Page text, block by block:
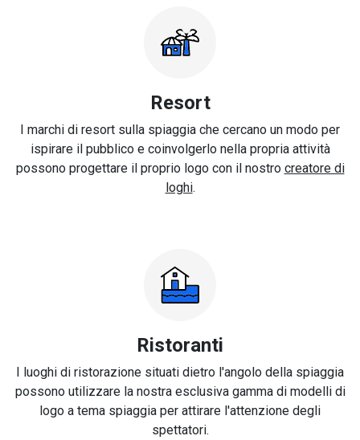
Resort
I marchi di resort sulla spiaggia che cercano un modo per
ispirare il pubblico e coinvolgerlo nella propria attività
possono progettare il proprio logo con il nostro creatore di
loghi.
Ristoranti
I luoghi di ristorazione situati dietro l'angolo della spiaggia
possono utilizzare la nostra esclusiva gamma di modelli di
logo a tema spiaggia per attirare l'attenzione degli
spettatori.